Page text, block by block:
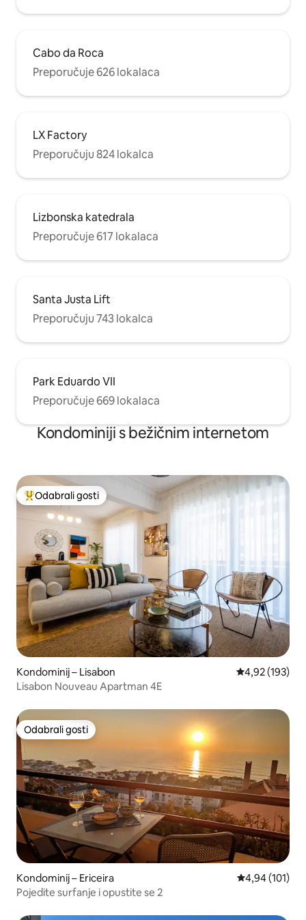
Cabo da Roca
Preporučuje 626 lokalaca
LX Factory
Preporučuju 824 lokalca
Lizbonska katedrala
Preporučuje 617 lokalaca
Santa Justa Lift
Preporučuju 743 lokalca
Park Eduardo VII
Preporučuje 669 lokalaca
Kondominiji s bežičnim internetom
Među najviše rangiranima s oznakom „Odabrali gosti”
Odabrali gosti
Kondominij – Lisabon Prosječna
4,92 (193)
Lisabon Nouveau Apartman 4E
Odabrali gosti
Odabrali gosti
Kondominij – Ericeira Prosječna
4,94 (101)
Pojedite surfanje i opustite se 2